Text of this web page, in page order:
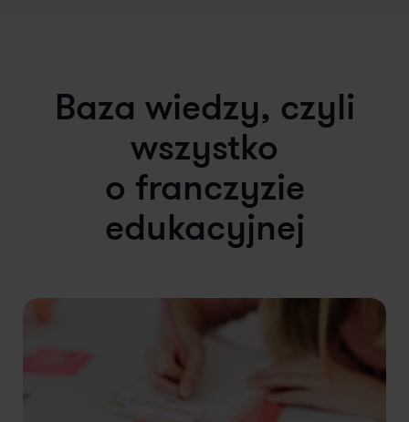
Baza wiedzy, czyli
wszystko
o franczyzie
edukacyjnej